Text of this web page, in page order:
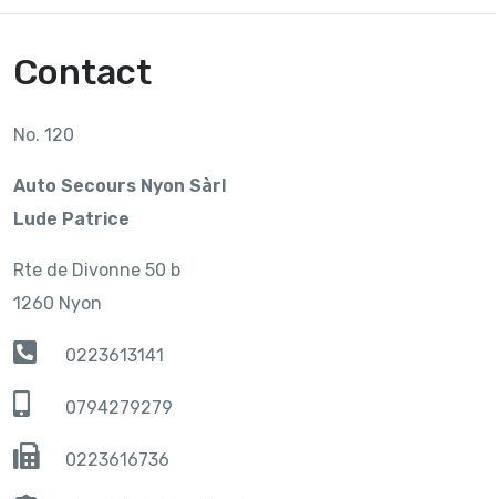
Contact
No. 120
Auto Secours Nyon Sàrl
Lude Patrice
Rte de Divonne 50 b
1260 Nyon
0223613141
0794279279
0223616736